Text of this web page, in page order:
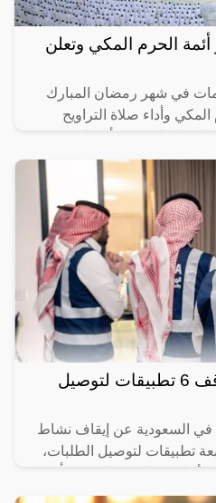
الحرم المكي وتعلن
في شهر رمضان المبارك
وأداء صلاة التراويح
عاجل… السعودية توقف 6 تطبيقات لتوصيل
في السعودية عن إيقاف نشاط
تطبيقات لتوصيل الطلبات،